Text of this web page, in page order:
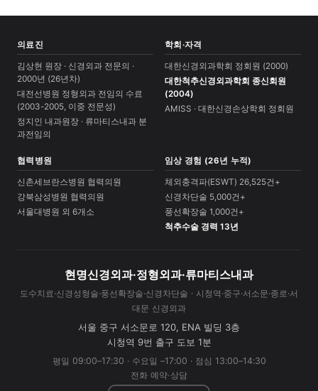
의료진
김상현 원장 · 신경외과 전문의 ·
2000년 (26년차)
대전선병원 정형외과 전임의 수료
(2003-2005, 이중 전문성)
정지인 내과원장 · 류마티스내과 분
과전임의
학회·자격
대한신경외과학회 정회원 (2000)
대한척추신경외과학회 종신회원
(2004)
AMISS · 대한신경손상학회 정회원
협력병원
신촌세브란스병원 협력의원
강북삼성병원 협력의원
서울대병원 외 6개소
임상 경험 (26년 누적)
체외충격파(ESWT) 26,525건+
신경차단술 5,000건+
풍선확장술 1,000건+
척추수술 경력 13년
현명신경외과·정형외과·류마티스내과
도수치료·신경성형술·풍선확장술·신경차단술 · 시청역·중구·서소문·종로·서
대문 신경외과
서울 중구 서소문로 120, ENA 빌딩 3층
시청역 9번 출구 도보 1분
평일 09:00–17:30 · 수요일 –17:00 · 점심 13:00–14:30
전화 예약·상담